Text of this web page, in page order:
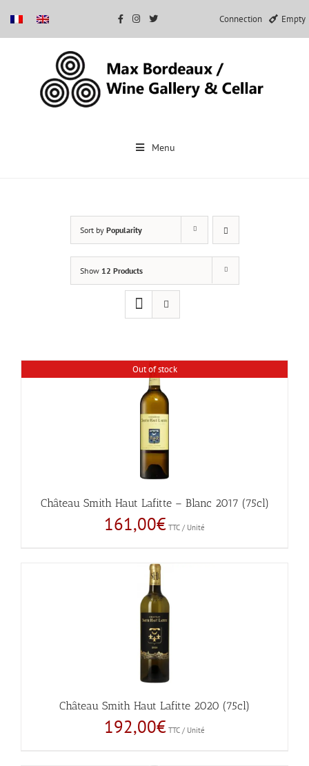
Connection Empty
Menu
Sort by Popularity
Show 12 Products
Out of stock
Château Smith Haut Lafitte – Blanc 2017 (75cl)
161,00€ TTC / Unité
Château Smith Haut Lafitte 2020 (75cl)
192,00€ TTC / Unité